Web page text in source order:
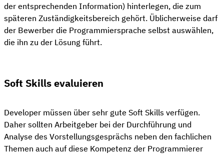
der entsprechenden Information) hinterlegen, die zum
späteren Zuständigkeitsbereich gehört. Üblicherweise darf
der Bewerber die Programmiersprache selbst auswählen,
die ihn zu der Lösung führt.
Soft Skills evaluieren
Developer müssen über sehr gute Soft Skills verfügen.
Daher sollten Arbeitgeber bei der Durchführung und
Analyse des Vorstellungsgesprächs neben den fachlichen
Themen auch auf diese Kompetenz der Programmierer